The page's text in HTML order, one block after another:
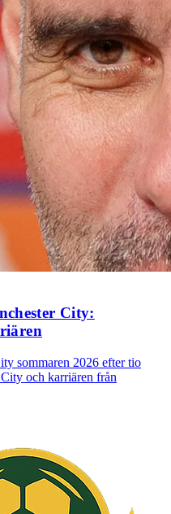
City:
sommaren 2026 efter tio
och karriären från